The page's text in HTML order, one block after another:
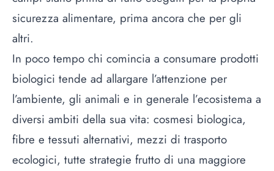
sicurezza alimentare, prima ancora che per gli
altri.
In poco tempo chi comincia a consumare prodotti
biologici tende ad allargare l’attenzione per
l’ambiente, gli animali e in generale l’ecosistema a
diversi ambiti della sua vita: cosmesi biologica,
fibre e tessuti alternativi, mezzi di trasporto
ecologici, tutte strategie frutto di una maggiore